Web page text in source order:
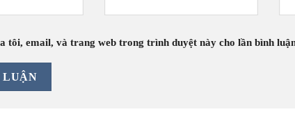
tôi, email, và trang web trong trình duyệt này cho lần bình